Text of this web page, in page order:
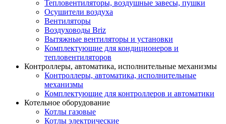
Тепловентиляторы, воздушные завесы, пушки
Осушители воздуха
Вентиляторы
Воздуховоды Briz
Вытяжные вентиляторы и установки
Комплектующие для кондиционеров и
тепловентиляторов
Контроллеры, автоматика, исполнительные механизмы
Контроллеры, автоматика, исполнительные
механизмы
Комплектующие для контроллеров и автоматики
Котельное оборудование
Котлы газовые
Котлы электрические